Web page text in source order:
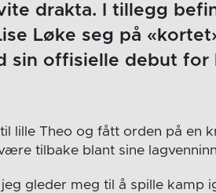
drakta. I tillegg
Løke seg på
sin offisielle debut for
lille Theo og fått orden på en
tilbake blant sine
gleder meg til å spille kamp